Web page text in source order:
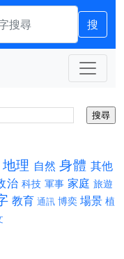
搜
地理 自然 身體 其他
治 科技 軍事 家庭 旅遊
教育 通訊 博奕 場景 植